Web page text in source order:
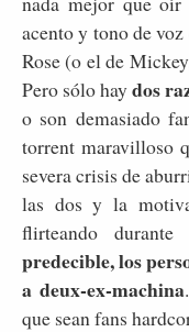
acento y tono de
Rose (o el de
Pero sólo haydos
o son demasiado
torrent maravilloso
severa crisis de
las dos y la
flirteando
predecible, los
a deux-ex-machina
que sean fans